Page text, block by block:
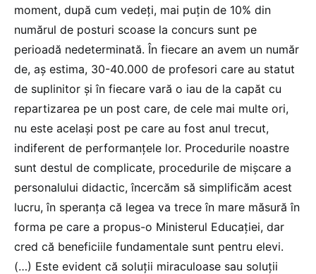
moment, după cum vedeți, mai puțin de 10% din
numărul de posturi scoase la concurs sunt pe
perioadă nedeterminată. În fiecare an avem un număr
de, aș estima, 30-40.000 de profesori care au statut
de suplinitor și în fiecare vară o iau de la capăt cu
repartizarea pe un post care, de cele mai multe ori,
nu este același post pe care au fost anul trecut,
indiferent de performanțele lor. Procedurile noastre
sunt destul de complicate, procedurile de mișcare a
personalului didactic, încercăm să simplificăm acest
lucru, în speranța că legea va trece în mare măsură în
forma pe care a propus-o Ministerul Educației, dar
cred că beneficiile fundamentale sunt pentru elevi.
(…) Este evident că soluții miraculoase sau soluții